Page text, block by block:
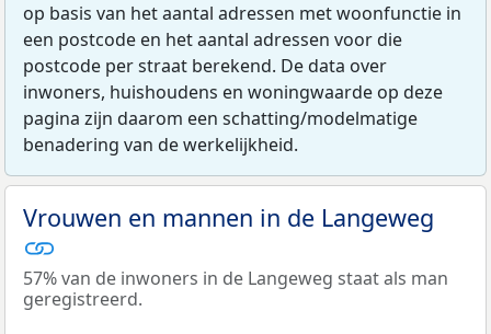
op basis van het aantal adressen met woonfunctie in
een postcode en het aantal adressen voor die
postcode per straat berekend. De data over
inwoners, huishoudens en woningwaarde op deze
pagina zijn daarom een schatting/modelmatige
benadering van de werkelijkheid.
Vrouwen en mannen in de Langeweg
57% van de inwoners in de Langeweg staat als man
geregistreerd.